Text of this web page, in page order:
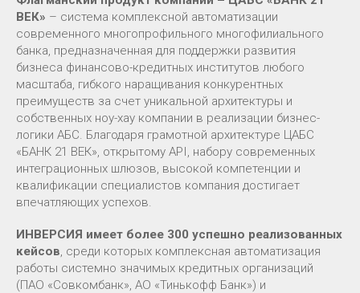
ВЕК» – система комплексной автоматизации
современного многопрофильного многофилиального
банка, предназначенная для поддержки развития
бизнеса финансово-кредитных институтов любого
масштаба, гибкого наращивания конкурентных
преимуществ за счет уникальной архитектуры и
собственных ноу-хау компании в реализации бизнес-
логики АБС. Благодаря грамотной архитектуре ЦАБС
«БАНК 21 ВЕК», открытому API, набору современных
интеграционных шлюзов, высокой компетенции и
квалификации специалистов компания достигает
впечатляющих успехов.
ИНВЕРСИЯ имеет более 300 успешно реализованных
кейсов, среди которых комплексная автоматизация
работы системно значимых кредитных организаций
(ПАО «Совкомбанк», АО «Тинькофф Банк») и